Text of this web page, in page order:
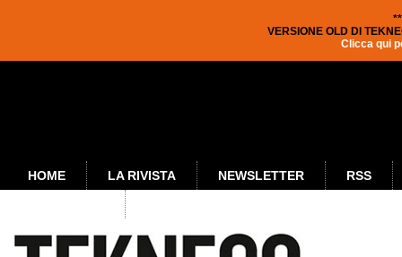
VERSIONE OLD DI
Clicca qui
HOME LA RIVISTA NEWSLETTER
RSS